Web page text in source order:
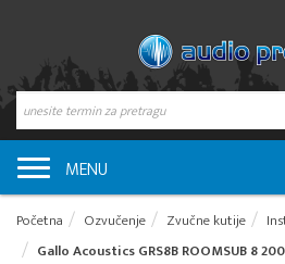
MENU
Početna Ozvučenje Zvučne kutije
Gallo Acoustics GRS8B ROOMSUB 8